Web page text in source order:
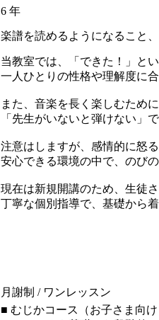
6 年
楽譜を読めるようになること
当教室では、「できた！」と
一人ひとりの性格や理解度に
また、音楽を長く楽しむため
「先生がいないと弾けない」
注意はしますが、感情的に怒
安心できる環境の中で、のび
現在は新規開講のため、生徒
丁寧な個別指導で、基礎から
月謝制 / ワンレッスン
■ むじかコース（お子さま向け